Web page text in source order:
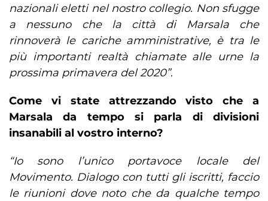
nazionali eletti nel nostro collegio. Non sfugge
a nessuno che la città di Marsala che
rinnoverà le cariche amministrative, è tra le
più importanti realtà chiamate alle urne la
prossima primavera del 2020”.
Come vi state attrezzando visto che a
Marsala da tempo si parla di divisioni
insanabili al vostro interno?
“Io sono l’unico portavoce locale del
Movimento. Dialogo con tutti gli iscritti, faccio
le riunioni dove noto che da qualche tempo